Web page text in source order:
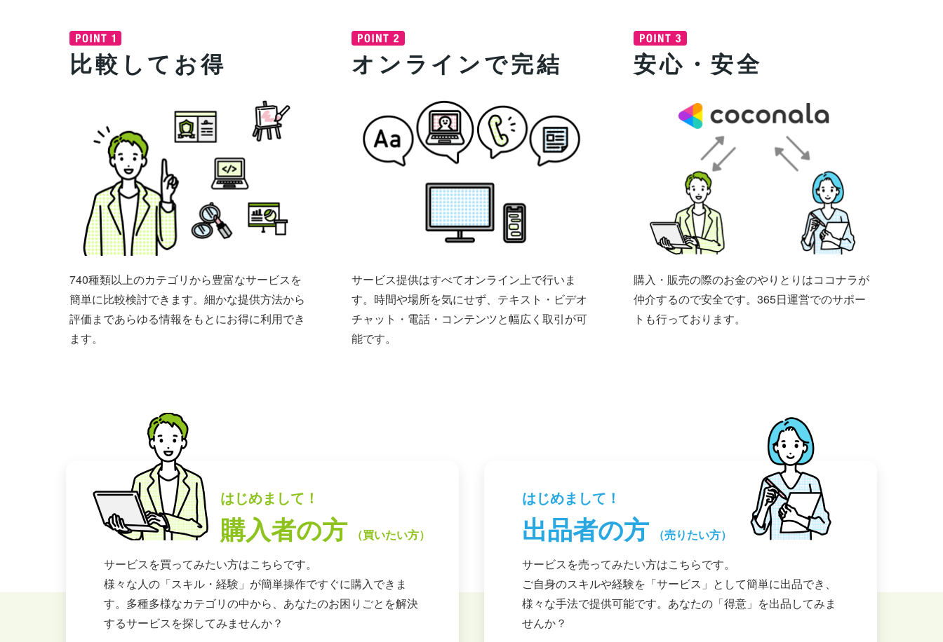
比較してお得
740種類以上のカテゴリから豊富なサービスを
簡単に比較検討できます。細かな提供方法から
評価まであらゆる情報をもとにお得に利用でき
ます。
オンラインで完結
サービス提供はすべてオンライン上で行いま
す。時間や場所を気にせず、テキスト・ビデオ
チャット・電話・コンテンツと幅広く取引が可
能です。
安心・安全
購入・販売の際のお金のやりとりはココナラが
仲介するので安全です。365日運営でのサポー
トも行っております。
はじめまして！
購入者の方
（買いたい方）
サービスを買ってみたい方はこちらです。
様々な人の「スキル・経験」が簡単操作ですぐに購入できま
す。多種多様なカテゴリの中から、あなたのお困りごとを解決
するサービスを探してみませんか？
はじめまして！
出品者の方
（売りたい方）
サービスを売ってみたい方はこちらです。
ご自身のスキルや経験を「サービス」として簡単に出品でき、
様々な手法で提供可能です。あなたの「得意」を出品してみま
せんか？